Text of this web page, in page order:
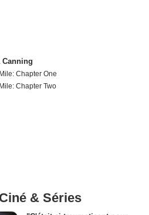
Canning
Chapter One
Chapter Two
& Séries